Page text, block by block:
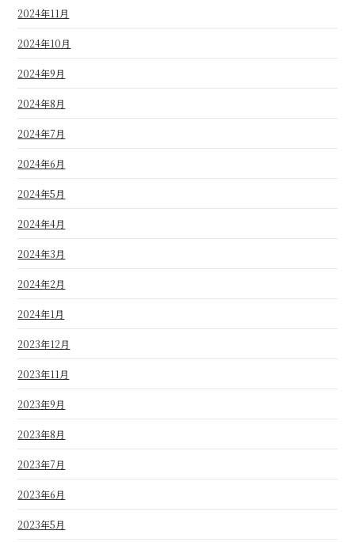
2024年11月
2024年10月
2024年9月
2024年8月
2024年7月
2024年6月
2024年5月
2024年4月
2024年3月
2024年2月
2024年1月
2023年12月
2023年11月
2023年9月
2023年8月
2023年7月
2023年6月
2023年5月